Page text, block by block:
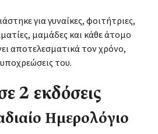
για γυναίκες, φοιτήτριες,
μαμάδες και κάθε άτομο
αποτελεσματικά τον χρόνο,
του.
2 εκδόσεις
Ημερολόγιο